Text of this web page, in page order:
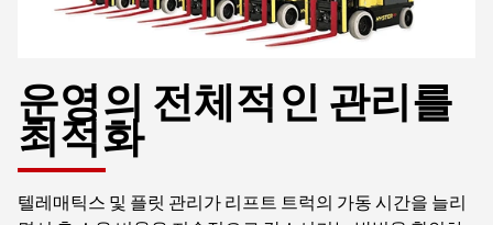
운영의 전체적인 관리를
최적화
텔레매틱스 및 플릿 관리가 리프트 트럭의 가동 시간을 늘리